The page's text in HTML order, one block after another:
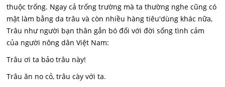
thuộc trống. Ngay cả trống trường mà ta thường nghe cũng có
mặt làm bằng da trâu và còn nhiều hàng tiêu'dùng khác nữa,
Trâu như người bạn thân gắn bó đối với đời sống tình cảm
của người nông dân Việt Nam:
Trâu ơi ta bảo trâu này!
Trâu ăn no cỏ, trâu cày với ta.